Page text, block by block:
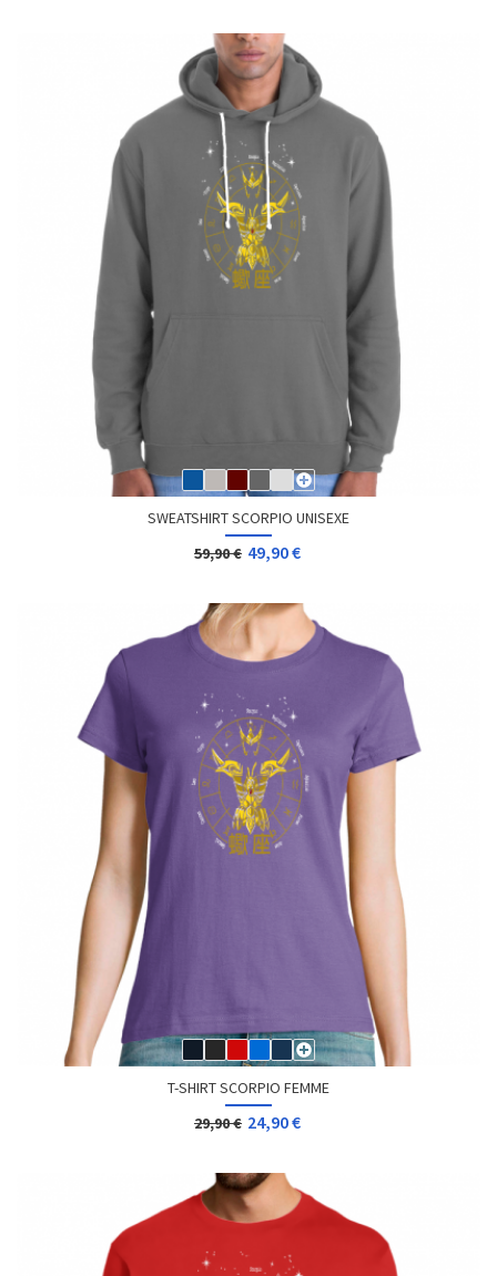
SWEATSHIRT SCORPIO UNISEXE
59,90 € 49,90 €
T-SHIRT SCORPIO FEMME
29,90 € 24,90 €